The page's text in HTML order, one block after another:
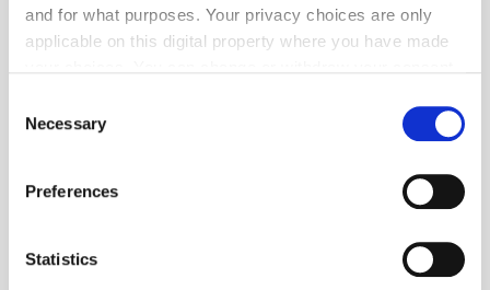
and for what purposes. Your privacy choices are only
applicable on this digital property where you have made
the Privacy trigger icon.
Collect information about your geographical location
Identify your device by actively scanning it for
Selection
Necessary
Preferences
Statistics
Foto: © Messe Frankfurt Exhibition GmbH / Pietro Sutera
Kunsthandwerk: 74. Hessischer Staatspreis